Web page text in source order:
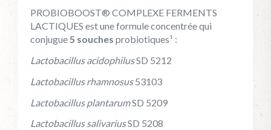
PROBIOBOOST® COMPLEXE FERMENTS
LACTIQUES est une formule concentrée qui
conjugue5 souches probiotiques¹ :
Lactobacillus acidophilusSD 5212
Lactobacillus rhamnosus53103
Lactobacillus plantarumSD 5209
Lactobacillus salivariusSD 5208